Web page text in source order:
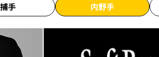
捕手 内野手